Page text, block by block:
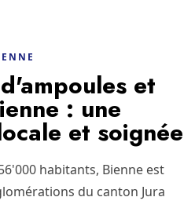
et
: une
et soignée
habitants, Bienne est
du canton Jura